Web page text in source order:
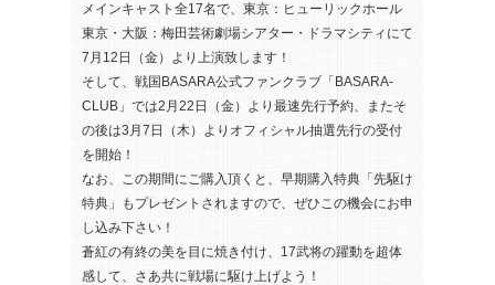
メインキャスト全17名で、東京：ヒューリックホール
東京・大阪：梅田芸術劇場シアター・ドラマシティにて
7月12日（金）より上演致します！
そして、戦国BASARA公式ファンクラブ「BASARA-
CLUB」では2月22日（金）より最速先行予約、またそ
の後は3月7日（木）よりオフィシャル抽選先行の受付
を開始！
なお、この期間にご購入頂くと、早期購入特典「先駆け
特典」もプレゼントされますので、ぜひこの機会にお申
し込み下さい！
蒼紅の有終の美を目に焼き付け、17武将の躍動を超体
感して、さあ共に戦場に駆け上げよう！